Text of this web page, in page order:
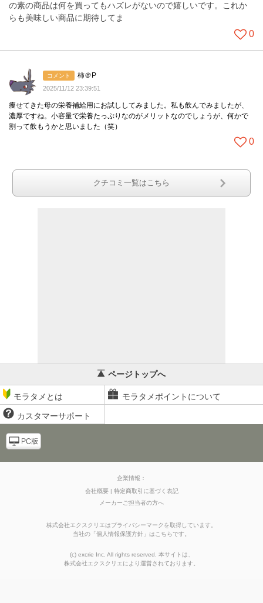
の素の商品は何を買ってもハズレがないので嬉しいです。これか
らも美味しい商品に期待してま
0
コメント 柿＠P
2025/11/12 23:39:51
痩せてきた母の栄養補給用にお試ししてみました。私も飲んでみましたが、
濃厚ですね。小容量で栄養たっぷりなのがメリットなのでしょうが、何かで
割って飲もうかと思いました（笑）
0
クチコミ一覧はこちら
ページトップへ
モラタメとは モラタメポイントについて
カスタマーサポート
企業情報：
会社概要
特定商取引に基づく表記
メーカーご担当者の方へ
株式会社エクスクリエはプライバシーマークを取得しています。
当社の 「個人情報保護方針 」はこちらです。
(c) excrie Inc. All rights reserved. 本サイトは、
株式会社エクスクリエにより運営されております。